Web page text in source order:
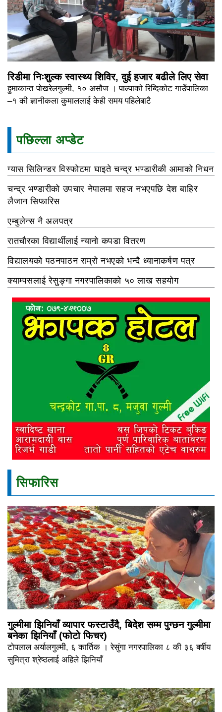
रिडीमा निःशुल्क स्वास्थ्य शिविर, दुई हजार बढीले लिए सेवा
हुमाकान्त पोखरेलगुल्मी, १० असौज । पाल्पाको रिब्दिकोट गाउँपालिका
–१ की ज्ञानीकला कुमाललाई केही समय पहिलेबाटै
पछिल्ला अप्डेट
ग्यास सिलिन्डर विस्फोटमा घाइते चन्द्र भण्डारीकी आमाको निधन
चन्द्र भण्डारीको उपचार नेपालमा सहज नभएपछि देश बाहिर
लैजान सिफारिस
एम्बुलेन्स नै अलपत्र
रातचौरका विद्यार्थीलाई न्यानो कपडा वितरण
विद्यालयको पठनपाठन राम्रो नभएको भन्दै ध्यानाकर्षण पत्र
क्याम्पसलाई रेसुङ्गा नगरपालिकाको ५० लाख सहयोग
सिफारिस
गुल्मीमा झिनियाँ व्यापार फस्टाउँदै, बिदेश सम्म पुग्छन गुल्मीमा
बनेका झिनियाँ (फोटो फिचर)
टोपलाल अर्यालगुल्मी, ६ कार्तिक । रेसुंगा नगरपालिका ८ की ३६ बर्षीय
सुमित्रा श्रेष्ठलाई अहिले झिनियाँ